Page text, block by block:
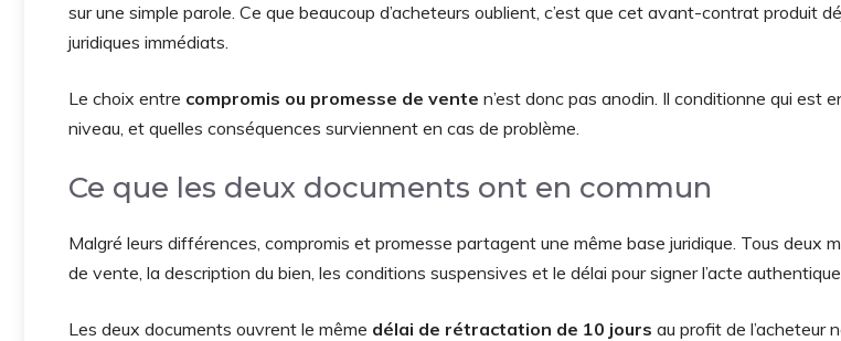
sur une simple parole. Ce que beaucoup d’acheteurs oublient, c’est que cet avant-contrat produit
juridiques immédiats.
Le choix entre compromis ou promesse de vente n’est donc pas anodin. Il conditionne qui est
niveau, et quelles conséquences surviennent en cas de problème.
Ce que les deux documents ont en commun
Malgré leurs différences, compromis et promesse partagent une même base juridique. Tous deux
de vente, la description du bien, les conditions suspensives et le délai pour signer l’acte
Les deux documents ouvrent le même délai de rétractation de 10 jours au profit de l’acheteur